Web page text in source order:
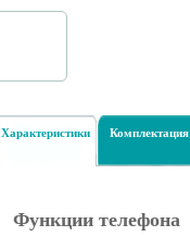
Характеристики Комплектация
Функции телефона